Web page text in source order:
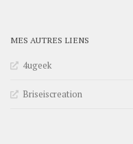
MES AUTRES LIENS
4ugeek
Briseiscreation